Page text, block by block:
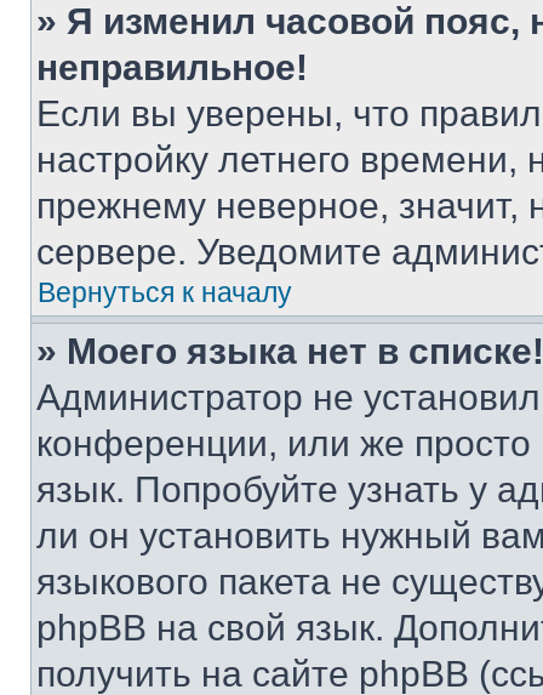
» Я изменил часовой пояс,
неправильное!
Если вы уверены, что
настройку летнего
прежнему неверное, значит,
сервере. Уведомите
Вернуться к началу
» Моего языка нет в списке!
Администратор не
конференции, или же
язык. Попробуйте узнать у
ли он установить нужный
языкового пакета не
phpBB на свой язык.
получить на сайте phpBB